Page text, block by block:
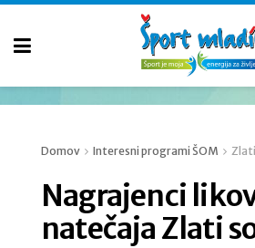
Domov Interesni programi ŠOM
Nagrajenci
natečaja Zlati